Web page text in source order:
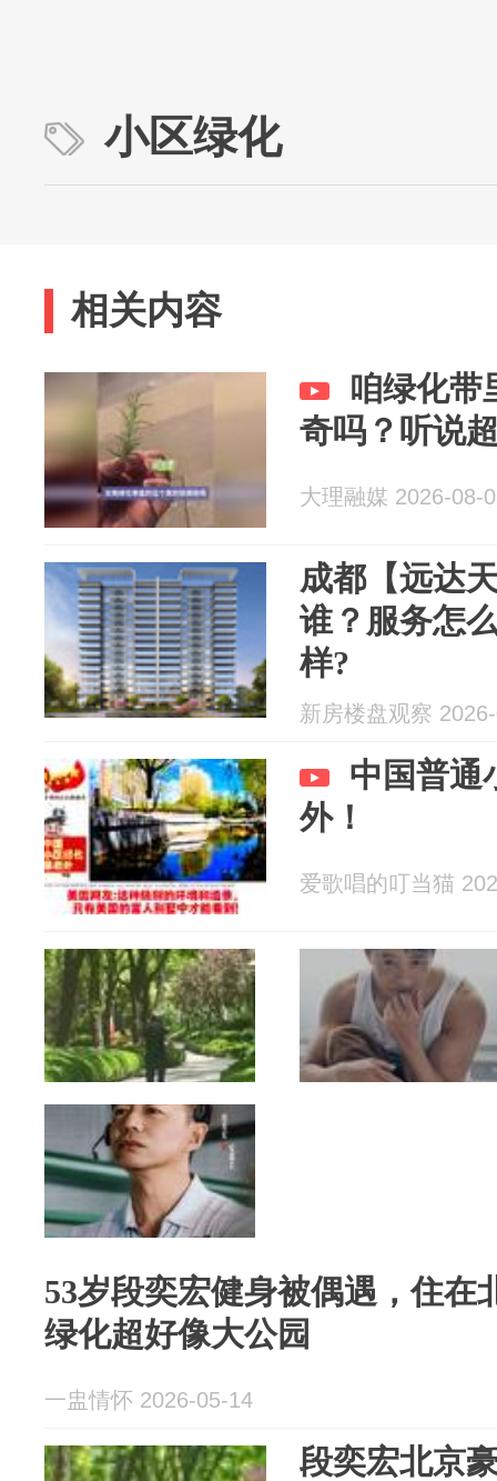
小区绿化
相关内容
咱绿化带
奇吗？听说
大理融媒 2026-08-
成都【远达
谁？服务怎
样?
新房楼盘观察
中国普通
外！
爱歌唱的叮当猫
53岁段奕宏健身被偶遇，住在
绿化超好像大公园
一盅情怀 2026-05-14
段奕宏北京